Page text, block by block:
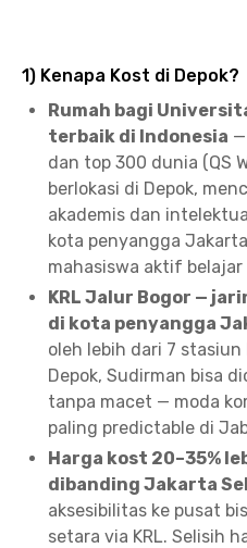
1) Kenapa Kost di Depok?
Rumah bagi
terbaik di Indonesia
dan top 300 dunia (QS
berlokasi di Depok,
akademis dan
kota penyangga
mahasiswa aktif
KRL Jalur Bogor —
di kota penyangga
oleh lebih dari 7 stasiun
Depok, Sudirman bisa
tanpa macet — moda
paling predictable di
Harga kost 20–35%
dibanding Jakarta
aksesibilitas ke pusat
setara via KRL. Selisih